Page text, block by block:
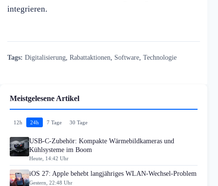
integrieren.
Tags: Digitalisierung Rabattaktionen Software Technologie
Meistgelesene Artikel
12h 24h 7 Tage 30 Tage
USB-C-Zubehör: Kompakte Wärmebildkameras und
Kühlsysteme im Boom
Heute, 14:42 Uhr
iOS 27: Apple behebt langjähriges WLAN-Wechsel-Problem
Gestern, 22:48 Uhr